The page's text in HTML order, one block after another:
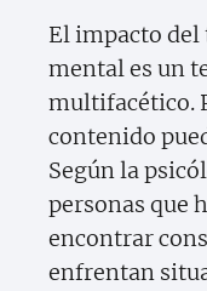
El impacto del
mental es un
multifacético.
contenido
Según la
personas que
encontrar
enfrentan